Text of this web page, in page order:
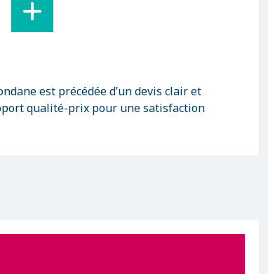
est précédée d’un devis clair et
qualité-prix pour une satisfaction